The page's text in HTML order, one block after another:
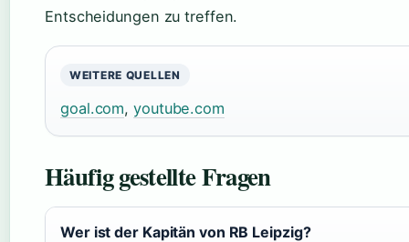
Entscheidungen zu treffen.
WEITERE QUELLEN
goal.com,youtube.com
Häufig gestellte Fragen
Wer ist der Kapitän von RB Leipzig?